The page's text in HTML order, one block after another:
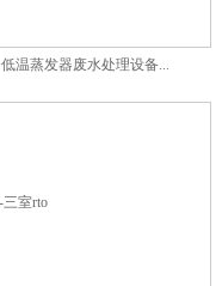
低温蒸发器废水处理设备...